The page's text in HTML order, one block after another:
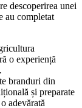
descoperirea unei
au completat
o experiență
branduri din
și preparate
adevărată